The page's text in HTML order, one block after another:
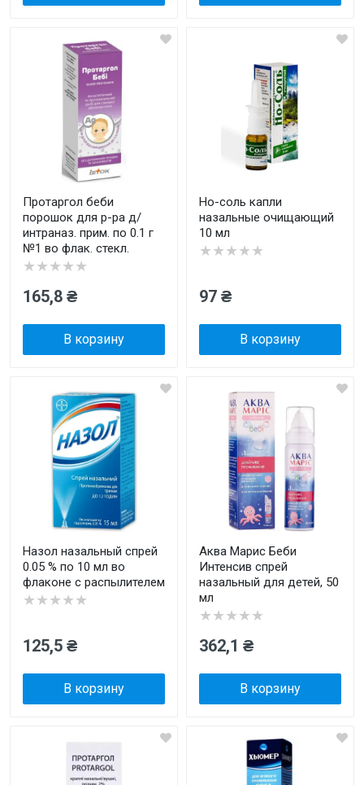
Протаргол беби
порошок для р-ра д/
интраназ. прим. по 0.1 г
№1 во флак. стекл.
★★★★★
165,8 ₴
В корзину
Но-соль капли
назальные очищающий
10 мл
★★★★★
97 ₴
В корзину
Назол назальный спрей
0.05 % по 10 мл во
флаконе с распылителем
★★★★★
125,5 ₴
В корзину
Аква Марис Беби
Интенсив спрей
назальный для детей, 50
мл
★★★★★
362,1 ₴
В корзину